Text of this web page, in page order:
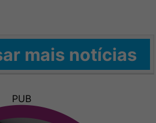
mais notícias
PUB